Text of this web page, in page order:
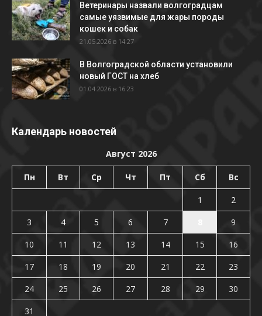
Ветеринары назвали волгоградцам
самые уязвимые для жары породы
кошек и собак
21.05.2026 в 14:27
В Волгоградской области установили
новый ГОСТ на хлеб
01.04.2026 в 16:23
Календарь новостей
Август 2026
Пн Вт Ср Чт Пт Сб Вс
1
2
3
4 5 6 7
9
10
11 12 13 14 15
16
17
18 19 20 21 22
23
24
25 26 27 28 29
30
31